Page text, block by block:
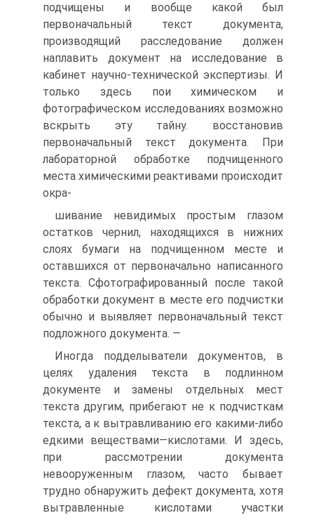
подчищены и вообще какой был
первоначальный текст документа,
производящий расследование должен
наплавить документ на исследование в
кабинет научно-технической экспертизы. И
только здесь пои химическом и
фотографическом исследованиях возможно
вскрыть эту тайну. восстановив
первоначальный текст документа. При
лабораторной обработке подчищенного
места химическими реактивами происходит
окра-
шивание невидимых простым глазом
остатков чернил, находящихся в нижних
слоях бумаги на подчищенном месте и
оставшихся от первоначально написанного
текста. Сфотографированный после такой
обработки документ в месте его подчистки
обычно и выявляет первоначальный текст
подложного документа. —
Иногда подделыватели документов, в
целях удаления текста в подлинном
документе и замены отдельных мест
текста другим, прибегают не к подчисткам
текста, а к вытравливанию его какими-либо
едкими веществами—кислотами. И здесь,
при рассмотрении документа
невооруженным глазом, часто бывает
трудно обнаружить дефект документа, хотя
вытравленные кислотами участки